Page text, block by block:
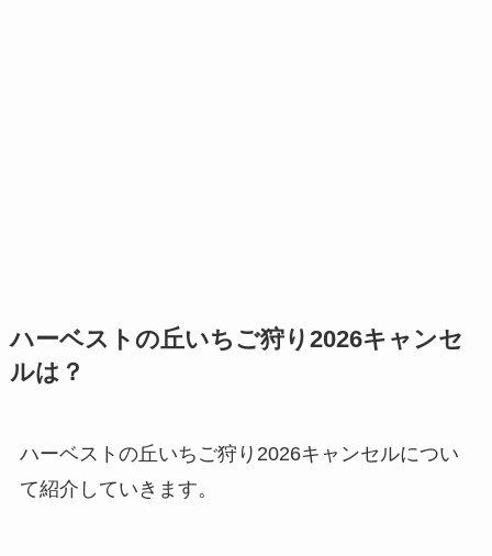
ハーベストの丘いちご狩り2026キャンセ
ルは？
ハーベストの丘いちご狩り2026キャンセルについ
て紹介していきます。